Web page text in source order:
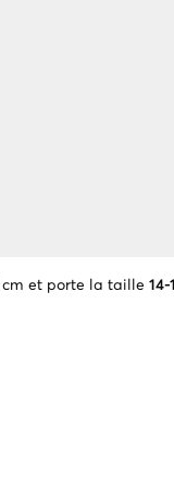
cm et porte la taille 14-